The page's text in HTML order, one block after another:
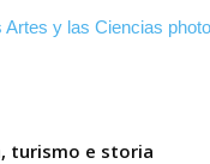
turismo e storia